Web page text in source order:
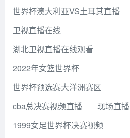
世界杯澳大利亚VS土耳其直播
卫视直播在线
湖北卫视直播在线观看
2022年女篮世界杯
世界杯预选赛大洋洲赛区
cba总决赛视频直播
现场直播
1999女足世界杯决赛视频